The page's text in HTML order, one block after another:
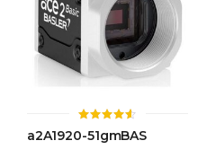
ให้
คะแนน
a2A1920-51gmBAS